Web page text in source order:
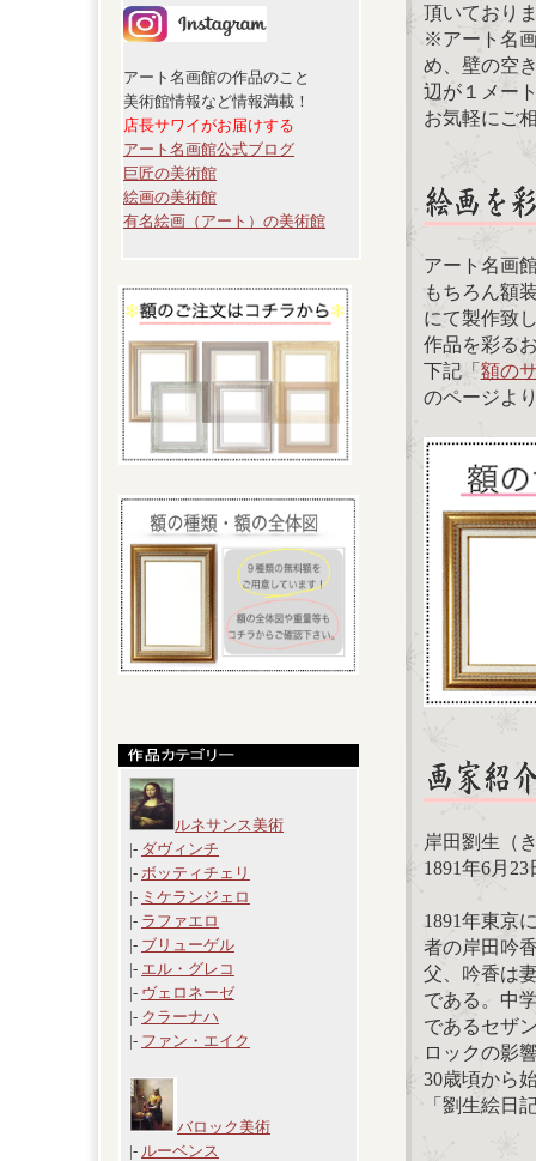
アート名画館の作品のこと
美術館情報など情報満載！
店長サワイがお届けする
アート名画館公式ブログ
巨匠の美術館
絵画の美術館
有名絵画（アート）の美術館
ルネサンス美術
|- ダヴィンチ
|- ボッティチェリ
|- ミケランジェロ
|- ラファエロ
|- ブリューゲル
|- エル・グレコ
|- ヴェロネーゼ
|- クラーナハ
|- ファン・エイク
バロック美術
|- ルーベンス
頂いており
※アート名
め、壁の空
辺が１メー
お気軽にご
アート名画
もちろん額
にて製作致
作品を彩る
下記「額の
のページよ
岸田劉生（
1891年6月
1891年東京
者の岸田吟
父、吟香は
である。中
であるセザ
ロックの影
30歳頃から
「劉生絵日